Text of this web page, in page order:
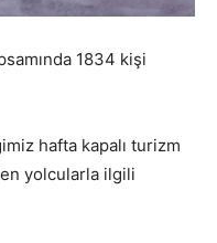
1834 kişi
hafta kapalı turizm
yolcularla ilgili